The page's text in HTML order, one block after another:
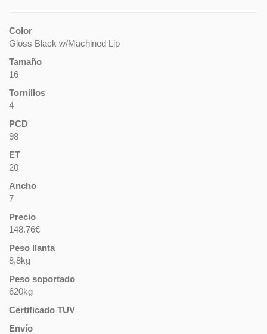
Color
Gloss Black w/Machined Lip
Tamaño
16
Tornillos
4
PCD
98
ET
20
Ancho
7
Precio
148.76€
Peso llanta
8,8kg
Peso soportado
620kg
Certificado TUV
Envío